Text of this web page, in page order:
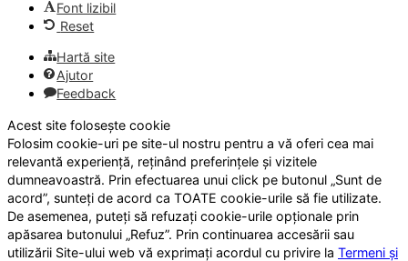
Font lizibil
Reset
Hartă site
Ajutor
Feedback
Acest site folosește cookie
Folosim cookie-uri pe site-ul nostru pentru a vă oferi cea mai
relevantă experiență, reținând preferințele și vizitele
dumneavoastră. Prin efectuarea unui click pe butonul „Sunt de
acord”, sunteți de acord ca TOATE cookie-urile să fie utilizate.
De asemenea, puteți să refuzați cookie-urile opționale prin
apăsarea butonului „Refuz”. Prin continuarea accesării sau
utilizării Site-ului web vă exprimați acordul cu privire la Termeni și